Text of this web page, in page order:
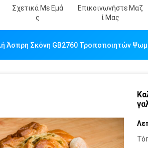
Σχετικά Με Εμά
Σ
Επικοινωνήστε Μαζ
Ί Μας
Άσπρη Σκόνη GB2760 Τροποποιητών